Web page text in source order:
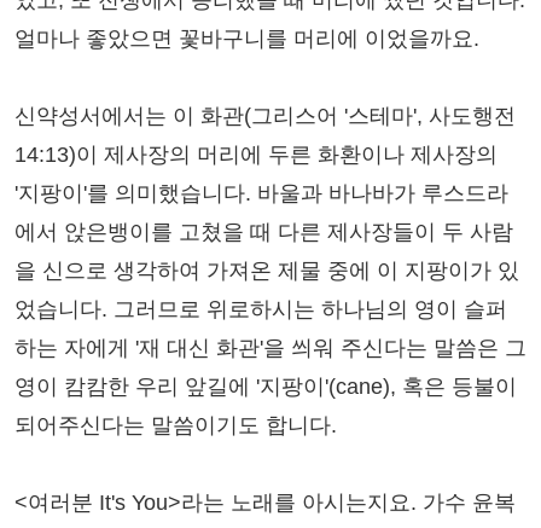
얼마나 좋았으면 꽃바구니를 머리에 이었을까요.
신약성서에서는 이 화관(그리스어 '스테마', 사도행전
14:13)이 제사장의 머리에 두른 화환이나 제사장의
'지팡이'를 의미했습니다. 바울과 바나바가 루스드라
에서 앉은뱅이를 고쳤을 때 다른 제사장들이 두 사람
을 신으로 생각하여 가져온 제물 중에 이 지팡이가 있
었습니다. 그러므로 위로하시는 하나님의 영이 슬퍼
하는 자에게 '재 대신 화관'을 씌워 주신다는 말씀은 그
영이 캄캄한 우리 앞길에 '지팡이'(cane), 혹은 등불이
되어주신다는 말씀이기도 합니다.
<여러분 It's You>라는 노래를 아시는지요. 가수 윤복